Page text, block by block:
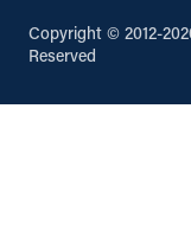
Copyright © 2012-
Reserved